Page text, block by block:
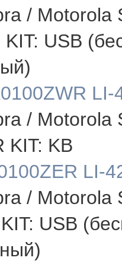
/ Motorola
USB
LI-
/ Motorola
KIT: KB
LI-
/ Motorola
USB